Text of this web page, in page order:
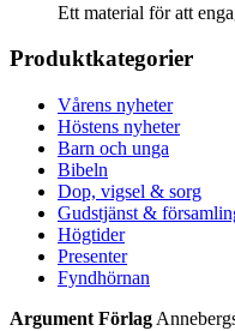
Ett material för att
Produktkategorier
Vårens nyheter
Höstens nyheter
Barn och unga
Bibeln
Dop, vigsel & sorg
Gudstjänst &
Högtider
Presenter
Fyndhörnan
Argument Förlag